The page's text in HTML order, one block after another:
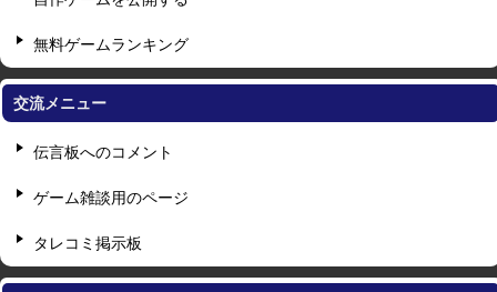
無料ゲームランキング
交流メニュー
伝言板へのコメント
ゲーム雑談用のページ
タレコミ掲示板